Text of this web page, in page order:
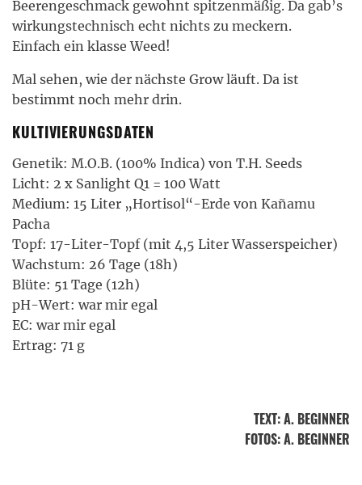
Beerengeschmack gewohnt spitzenmäßig. Da gab’s
wirkungstechnisch echt nichts zu meckern.
Einfach ein klasse Weed!
Mal sehen, wie der nächste Grow läuft. Da ist
bestimmt noch mehr drin.
KULTIVIERUNGSDATEN
Genetik: M.O.B. (100% Indica) von T.H. Seeds
Licht: 2 x Sanlight Q1 = 100 Watt
Medium: 15 Liter „Hortisol“-Erde von Kañamu
Pacha
Topf: 17-Liter-Topf (mit 4,5 Liter Wasserspeicher)
Wachstum: 26 Tage (18h)
Blüte: 51 Tage (12h)
pH-Wert: war mir egal
EC: war mir egal
Ertrag: 71 g
TEXT:A. BEGINNER
FOTOS: A. BEGINNER